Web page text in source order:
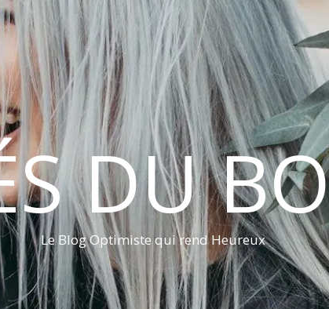
DU
Le Blog Optimiste qui rend Heureux